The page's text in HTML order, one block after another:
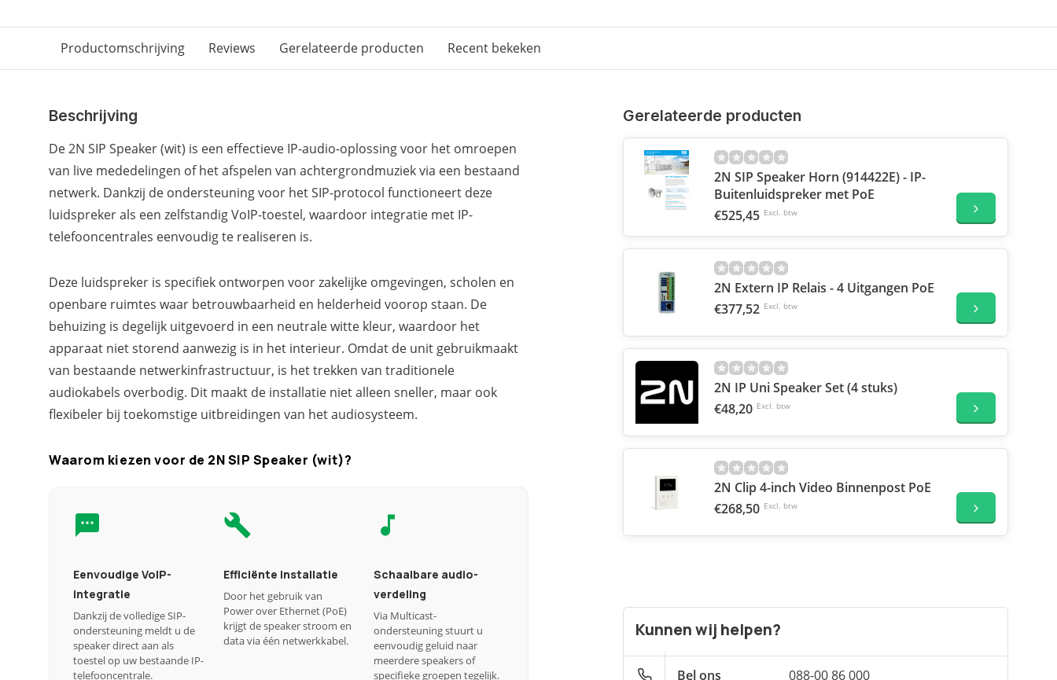
Productomschrijving Reviews Gerelateerde producten Recent bekeken
Beschrijving
De 2N SIP Speaker (wit) is een effectieve IP-audio-oplossing voor het omroepen
van live mededelingen of het afspelen van achtergrondmuziek via een bestaand
netwerk. Dankzij de ondersteuning voor het SIP-protocol functioneert deze
luidspreker als een zelfstandig VoIP-toestel, waardoor integratie met IP-
telefooncentrales eenvoudig te realiseren is.
Deze luidspreker is specifiek ontworpen voor zakelijke omgevingen, scholen en
openbare ruimtes waar betrouwbaarheid en helderheid voorop staan. De
behuizing is degelijk uitgevoerd in een neutrale witte kleur, waardoor het
apparaat niet storend aanwezig is in het interieur. Omdat de unit gebruikmaakt
van bestaande netwerkinfrastructuur, is het trekken van traditionele
audiokabels overbodig. Dit maakt de installatie niet alleen sneller, maar ook
flexibeler bij toekomstige uitbreidingen van het audiosysteem.
Waarom kiezen voor de 2N SIP Speaker (wit)?
Eenvoudige VoIP-
integratie
Dankzij de volledige SIP-
ondersteuning meldt u de
speaker direct aan als
toestel op uw bestaande IP-
telefooncentrale.
Efficiënte installatie
Door het gebruik van
Power over Ethernet (PoE)
krijgt de speaker stroom en
data via één netwerkkabel.
Schaalbare audio-
verdeling
Via Multicast-
ondersteuning stuurt u
eenvoudig geluid naar
meerdere speakers of
specifieke groepen tegelijk.
Gerelateerde producten
2N SIP Speaker Horn (914422E) - IP-
Buitenluidspreker met PoE
€525,45 Excl. btw
2N Extern IP Relais - 4 Uitgangen PoE
€377,52 Excl. btw
2N IP Uni Speaker Set (4 stuks)
€48,20 Excl. btw
2N Clip 4-inch Video Binnenpost PoE
€268,50 Excl. btw
Kunnen wij helpen?
Bel ons 088-00 86 000